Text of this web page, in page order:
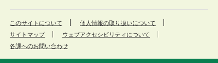
このサイトについて
個人情報の取り扱いについて
サイトマップ
ウェブアクセシビリティについて
各課へのお問い合わせ